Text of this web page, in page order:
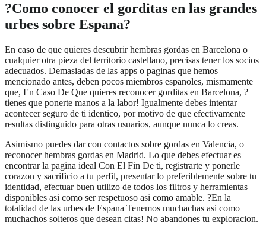
?Como conocer el gorditas en las grandes
urbes sobre Espana?
En caso de que quieres descubrir hembras gordas en Barcelona o
cualquier otra pieza del territorio castellano, precisas tener los socios
adecuados. Demasiadas de las apps o paginas que hemos
mencionado antes, deben pocos miembros espanoles, mismamente
que, En Caso De Que quieres reconocer gorditas en Barcelona, ?
tienes que ponerte manos a la labor! Igualmente debes intentar
acontecer seguro de ti identico, por motivo de que efectivamente
resultas distinguido para otras usuarios, aunque nunca lo creas.
Asimismo puedes dar con contactos sobre gordas en Valencia, o
reconocer hembras gordas en Madrid. Lo que debes efectuar es
encontrar la pagina ideal Con El Fin De ti, registrarte y ponerle
corazon y sacrificio a tu perfil, presentar lo preferiblemente sobre tu
identidad, efectuar buen utilizo de todos los filtros y herramientas
disponibles asi­ como ser respetuoso asi­ como amable. ?En la
totalidad de las urbes de Espana Tenemos muchachas asi­ como
muchachos solteros que desean citas! No abandones tu exploracion.